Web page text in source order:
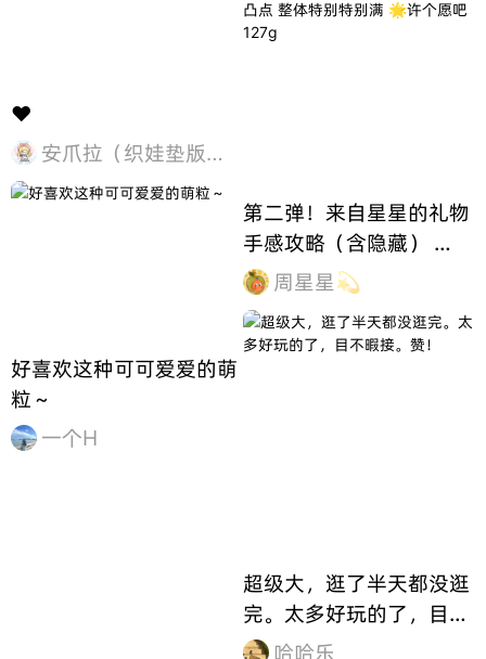
❤️
安爪拉（织娃垫版本）
好喜欢这种可可爱爱的萌
粒～
一个H
第二弹！来自星星的礼物
手感攻略（含隐藏） 🌟
最棒的礼物118.2（隐藏
款） 上下：摇不动 左
右：摇不动 前后：轻微晃
周星星💫
超级大，逛了半天都没逛
完。太多好玩的了，目不
暇接。赞！
哈哈乐